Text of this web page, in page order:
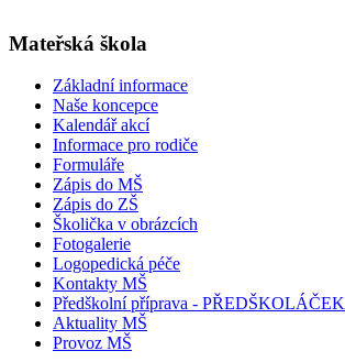
Mateřská škola
Základní informace
Naše koncepce
Kalendář akcí
Informace pro rodiče
Formuláře
Zápis do MŠ
Zápis do ZŠ
Školička v obrázcích
Fotogalerie
Logopedická péče
Kontakty MŠ
Předškolní příprava - PŘEDŠKOLÁČEK
Aktuality MŠ
Provoz MŠ